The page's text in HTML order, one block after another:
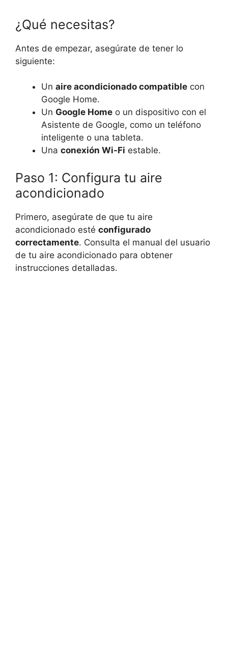
¿Qué necesitas?
Antes de empezar, asegúrate de tener lo
siguiente:
Un aire acondicionado compatible con
Google Home.
Un Google Home o un dispositivo con el
Asistente de Google, como un teléfono
inteligente o una tableta.
Una conexión Wi-Fi estable.
Paso 1: Configura tu aire
acondicionado
Primero, asegúrate de que tu aire
acondicionado esté configurado
correctamente. Consulta el manual del usuario
de tu aire acondicionado para obtener
instrucciones detalladas.